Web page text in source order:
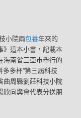
小院兩包養年來的
》這本小書，記載本
海南省三亞市舉行的
多杯”第三屆科技
曲周縣劉莊科技小院
欣向與會代表分送朋